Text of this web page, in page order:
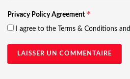
Privacy Policy Agreement *
I agree to the Terms & Conditions and